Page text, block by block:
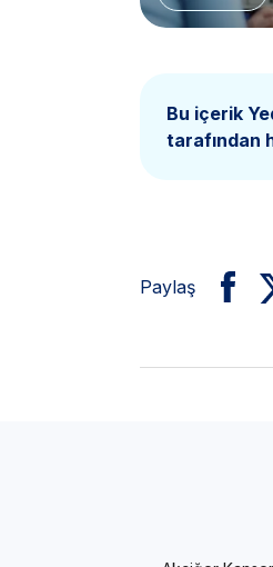
Bu içerik
tarafından
Paylaş